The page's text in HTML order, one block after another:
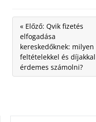
« Előző: Qvik fizetés
elfogadása
kereskedőknek: milyen
feltételekkel és díjakkal
érdemes számolni?